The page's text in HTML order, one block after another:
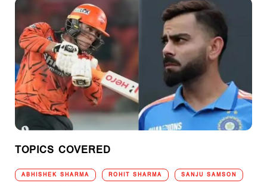
TOPICS COVERED
ABHISHEK SHARMA ROHIT SHARMA SANJU SAMSON